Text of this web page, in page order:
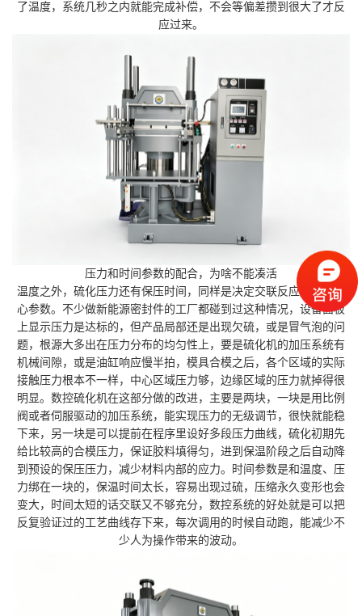
了温度，系统几秒之内就能完成补偿，不会等偏差攒到很大了才反
应过来。
压力和时间参数的配合，为啥不能凑活
温度之外，硫化压力还有保压时间，同样是决定交联反应质量的核
心参数。不少做新能源密封件的工厂都碰到过这种情况，设备面板
上显示压力是达标的，但产品局部还是出现欠硫，或是冒气泡的问
题，根源大多出在压力分布的均匀性上，要是硫化机的加压系统有
机械间隙，或是油缸响应慢半拍，模具合模之后，各个区域的实际
接触压力根本不一样，中心区域压力够，边缘区域的压力就掉得很
明显。数控硫化机在这部分做的改进，主要是两块，一块是用比例
阀或者伺服驱动的加压系统，能实现压力的无级调节，很快就能稳
下来，另一块是可以提前在程序里设好多段压力曲线，硫化初期先
给比较高的合模压力，保证胶料填得匀，进到保温阶段之后自动降
到预设的保压压力，减少材料内部的应力。时间参数是和温度、压
力绑在一块的，保温时间太长，容易出现过硫，压缩永久变形也会
变大，时间太短的话交联又不够充分，数控系统的好处就是可以把
反复验证过的工艺曲线存下来，每次调用的时候自动跑，能减少不
少人为操作带来的波动。